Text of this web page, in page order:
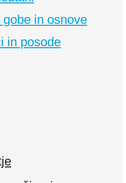
in osnove
in posode